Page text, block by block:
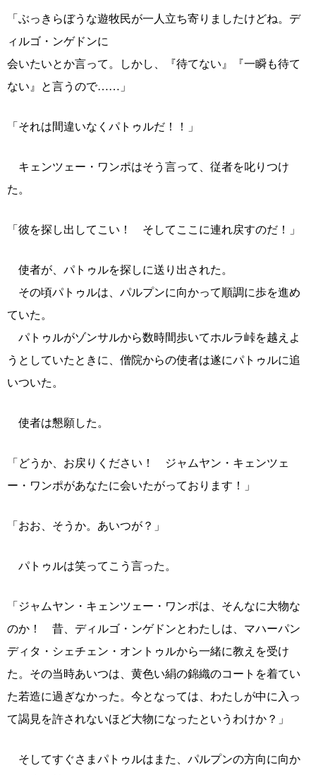
「ぶっきらぼうな遊牧民が一人立ち寄りましたけどね。デ
ィルゴ・ンゲドンに
会いたいとか言って。しかし、『待てない』『一瞬も待て
ない』と言うので……」
「それは間違いなくパトゥルだ！！」
キェンツェー・ワンポはそう言って、従者を叱りつけ
た。
「彼を探し出してこい！ そしてここに連れ戻すのだ！」
使者が、パトゥルを探しに送り出された。
その頃パトゥルは、パルプンに向かって順調に歩を進め
ていた。
パトゥルがゾンサルから数時間歩いてホルラ峠を越えよ
うとしていたときに、僧院からの使者は遂にパトゥルに追
いついた。
使者は懇願した。
「どうか、お戻りください！ ジャムヤン・キェンツェ
ー・ワンポがあなたに会いたがっております！」
「おお、そうか。あいつが？」
パトゥルは笑ってこう言った。
「ジャムヤン・キェンツェー・ワンポは、そんなに大物な
のか！ 昔、ディルゴ・ンゲドンとわたしは、マハーパン
ディタ・シェチェン・オントゥルから一緒に教えを受け
た。その当時あいつは、黄色い絹の錦織のコートを着てい
た若造に過ぎなかった。今となっては、わたしが中に入っ
て謁見を許されないほど大物になったというわけか？」
そしてすぐさまパトゥルはまた、パルプンの方向に向か